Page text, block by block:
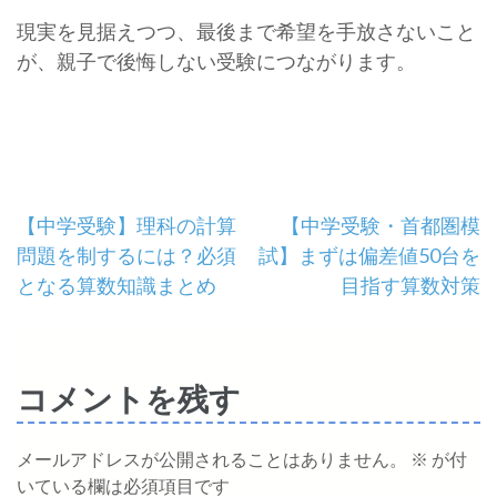
現実を見据えつつ、最後まで希望を手放さないこと
が、親子で後悔しない受験につながります。
投
稿
ゲ
ー
【中学受験】理科の計算
問題を制するには？必須
となる算数知識まとめ
【中学受験・首都圏模
試】まずは偏差値50台を
目指す算数対策
コメントを残す
メールアドレスが公開されることはありません。 ※ が付
いている欄は必須項目です